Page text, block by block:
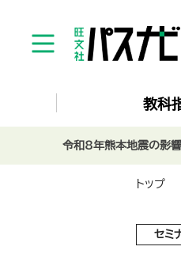
教科
トップ
セミ
令和8年熊本地震の影響